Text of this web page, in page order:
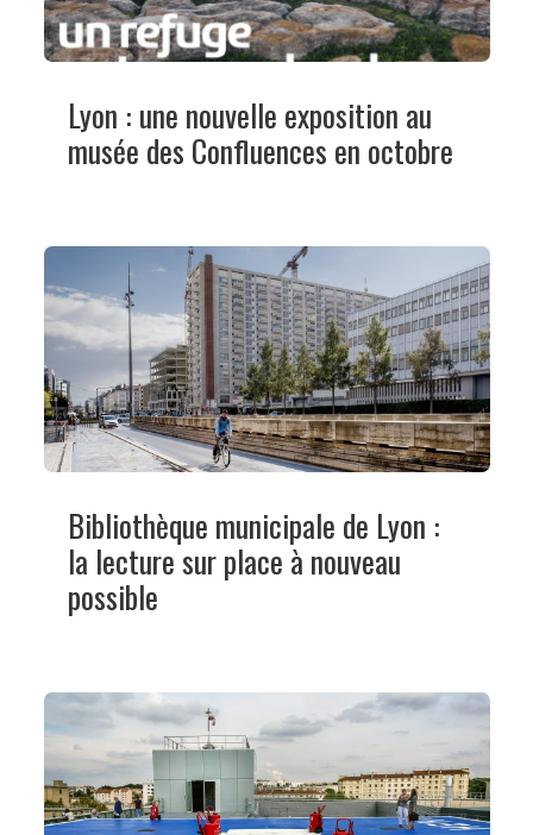
Lyon : une nouvelle exposition au
musée des Confluences en octobre
Bibliothèque municipale de Lyon :
la lecture sur place à nouveau
possible